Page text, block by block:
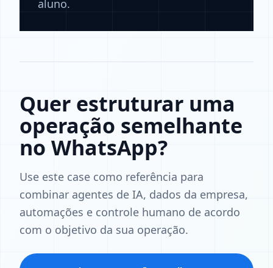
aluno.
Quer estruturar uma
operação semelhante
no WhatsApp?
Use este case como referência para
combinar agentes de IA, dados da empresa,
automações e controle humano de acordo
com o objetivo da sua operação.